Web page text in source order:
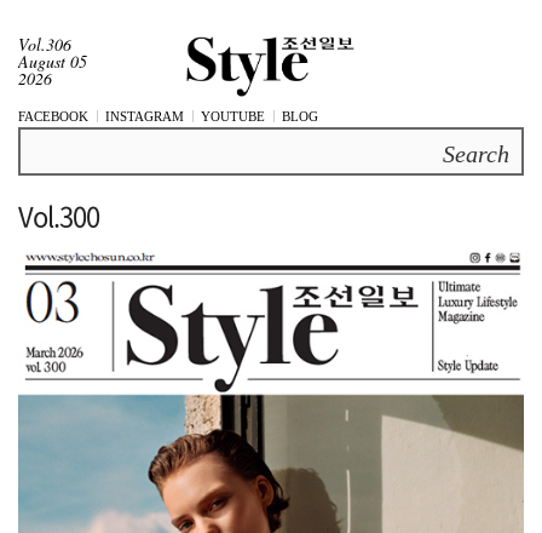
Vol.306
August 05
2026
FACEBOOK INSTAGRAM YOUTUBE BLOG
Vol.300